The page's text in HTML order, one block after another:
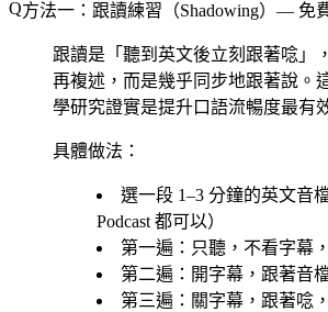
方法一：跟讀練習（Shadowing）— 免
跟讀是「聽到英文後立刻跟著唸」
再複述，而是幾乎同步地跟著說。
學研究證實是提升口語流暢度最有
具體做法：
選一段 1–3 分鐘的英文音
Podcast 都可以）
第一遍：只聽，不看字幕
第二遍：開字幕，跟著音
第三遍：關字幕，跟著唸